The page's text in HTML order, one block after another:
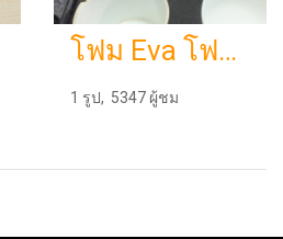
โฟม Eva โฟมยางกันกระแทกออกแบบผลิตตามลูกค้าต้องการ
1 รูป, 5347 ผู้ชม